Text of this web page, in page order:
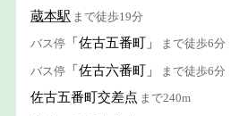
蔵本駅 まで徒歩19分
バス停 「佐古五番町」 まで徒歩6分
バス停 「佐古六番町」 まで徒歩6分
佐古五番町交差点 まで240m